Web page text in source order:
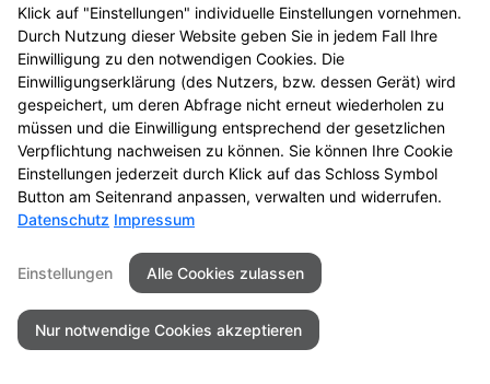
Seitenübersicht Kontakt
Impressum
Datenschutz
Barrierefreiheit
© 2026 Artus Apotheke
Klick auf "Einstellungen" individuelle Einstellungen vornehmen.
Durch Nutzung dieser Website geben Sie in jedem Fall Ihre
Einwilligung zu den notwendigen Cookies. Die
Einwilligungserklärung (des Nutzers, bzw. dessen Gerät) wird
gespeichert, um deren Abfrage nicht erneut wiederholen zu
müssen und die Einwilligung entsprechend der gesetzlichen
Verpflichtung nachweisen zu können. Sie können Ihre Cookie
Einstellungen jederzeit durch Klick auf das Schloss Symbol
Button am Seitenrand anpassen, verwalten und widerrufen.
Datenschutz Impressum
Einstellungen Alle Cookies zulassen
Nur notwendige Cookies akzeptieren